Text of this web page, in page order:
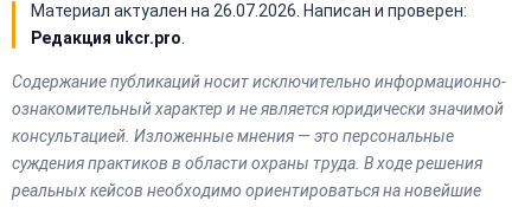
Материал актуален на 26.07.2026 . Написан и проверен:
Редакция ukcr.pro
Содержание публикаций носит исключительно информационно-
ознакомительный характер и не является юридически значимой
консультацией. Изложенные мнения — это персональные
суждения практиков в области охраны труда. В ходе решения
реальных кейсов необходимо ориентироваться на новейшие